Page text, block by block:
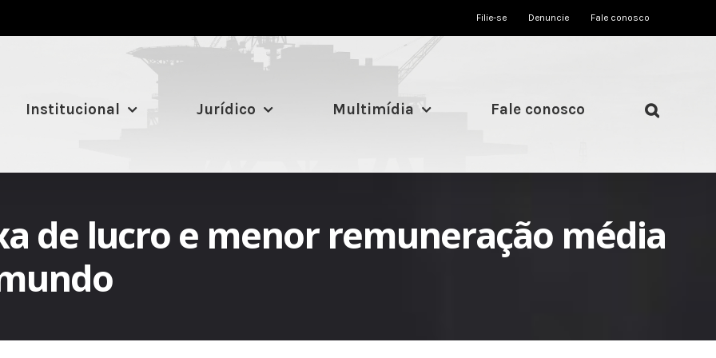
Filie-se Denuncie Fale conosco
Institucional Jurídico Multimídia Fale conosco
de lucro e menor remuneração média